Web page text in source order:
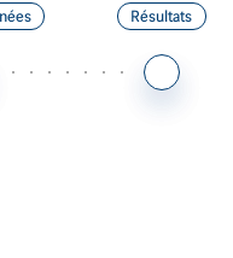
Résultats
Étape
sur
3